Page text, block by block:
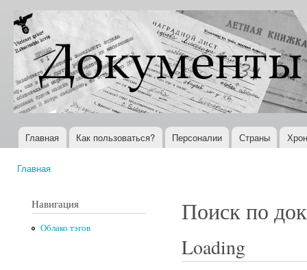
Документы
XX века
Всемирная
история в
Интернете
Главное меню
Главная Как пользоваться? Персоналии Страны
Главная
Навигация
Облако тэгов
Поиск по
Loading